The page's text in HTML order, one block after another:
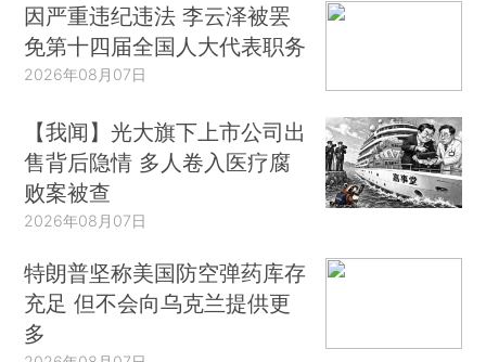
因严重违纪违法 李云泽被罢
免第十四届全国人大代表职务
2026年08月07日
【我闻】光大旗下上市公司出
售背后隐情 多人卷入医疗腐
败案被查
2026年08月07日
特朗普坚称美国防空弹药库存
充足 但不会向乌克兰提供更
多